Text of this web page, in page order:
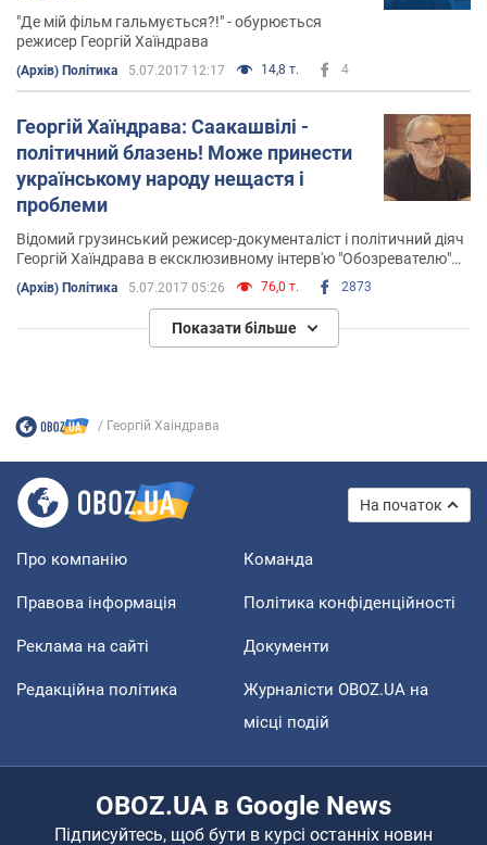
"Де мій фільм гальмується?!" - обурюється
режисер Георгій Хаїндрава
(Архів) Політика 5.07.2017 12:17 14,8 т. 4
Георгій Хаїндрава: Саакашвілі -
політичний блазень! Може принести
українському народу нещастя і
проблеми
Відомий грузинський режисер-документаліст і політичний діяч
Георгій Хаїндрава в ексклюзивному інтерв'ю "Обозревателю"
розповів, що думає про правління Саакашвілі в Грузії, а також
про його претензії на владу в Україні
(Архів) Політика 5.07.2017 05:26 76,0 т. 2873
Показати більше
Георгій Хаіндрава
На початок
Про компанію Команда
Правова інформація Політика конфіденційності
Реклама на сайті Документи
Редакційна політика
Журналісти OBOZ.UA на
місці подій
OBOZ.UA в Google News
Підписуйтесь, щоб бути в курсі останніх новин